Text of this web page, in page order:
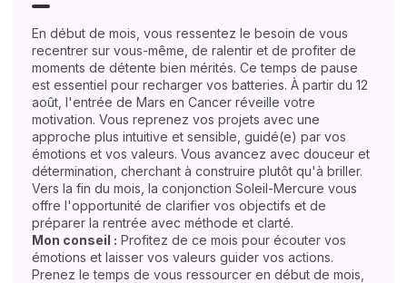
En début de mois, vous ressentez le besoin de vous
recentrer sur vous-même, de ralentir et de profiter de
moments de détente bien mérités. Ce temps de pause
est essentiel pour recharger vos batteries. À partir du 12
août, l'entrée de Mars en Cancer réveille votre
motivation. Vous reprenez vos projets avec une
approche plus intuitive et sensible, guidé(e) par vos
émotions et vos valeurs. Vous avancez avec douceur et
détermination, cherchant à construire plutôt qu'à briller.
Vers la fin du mois, la conjonction Soleil-Mercure vous
offre l'opportunité de clarifier vos objectifs et de
préparer la rentrée avec méthode et clarté.
Mon conseil : Profitez de ce mois pour écouter vos
émotions et laisser vos valeurs guider vos actions.
Prenez le temps de vous ressourcer en début de mois,